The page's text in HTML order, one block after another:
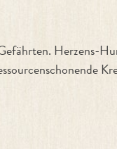
Herzens-